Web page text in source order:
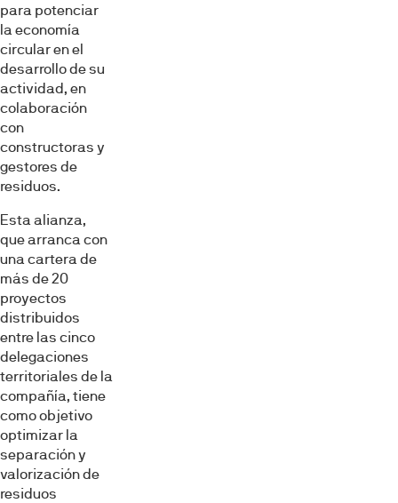
para potenciar
la economía
circular en el
desarrollo de su
actividad, en
colaboración
con
constructoras y
gestores de
residuos.
Esta alianza,
que arranca con
una cartera de
más de 20
proyectos
distribuidos
entre las cinco
delegaciones
territoriales de la
compañía, tiene
como objetivo
optimizar la
separación y
valorización de
residuos